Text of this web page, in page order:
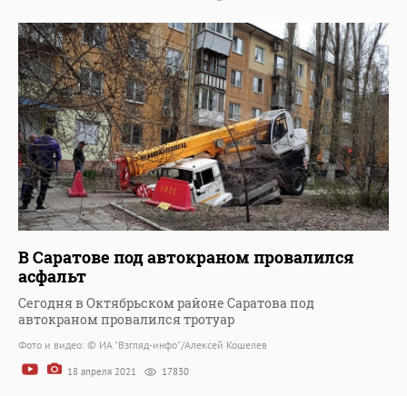
В Саратове под автокраном провалился
асфальт
Сегодня в Октябрьском районе Саратова под
автокраном провалился тротуар
Фото и видео: © ИА "Взгляд-инфо"/Алексей Кошелев
18 апреля 2021 17830